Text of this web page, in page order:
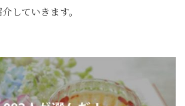
していきます。